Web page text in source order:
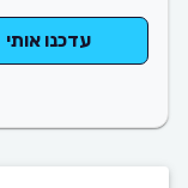
עדכנו אותי